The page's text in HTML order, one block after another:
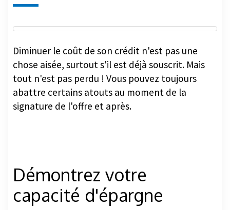
Diminuer le coût de son crédit n'est pas une
chose aisée, surtout s'il est déjà souscrit. Mais
tout n'est pas perdu ! Vous pouvez toujours
abattre certains atouts au moment de la
signature de l'offre et après.
Démontrez votre
capacité d'épargne